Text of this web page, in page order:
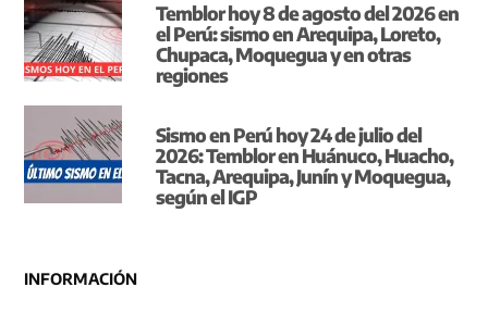
Temblor hoy 8 de agosto del 2026 en
el Perú: sismo en Arequipa, Loreto,
Chupaca, Moquegua y en otras
regiones
Sismo en Perú hoy 24 de julio del
2026: Temblor en Huánuco, Huacho,
Tacna, Arequipa, Junín y Moquegua,
según el IGP
INFORMACIÓN